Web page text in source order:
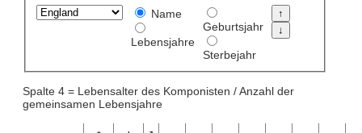
Name
Lebensjahre
Geburtsjahr
Sterbejahr
Spalte 4 = Lebensalter des Komponisten / Anzahl der
gemeinsamen Lebensjahre